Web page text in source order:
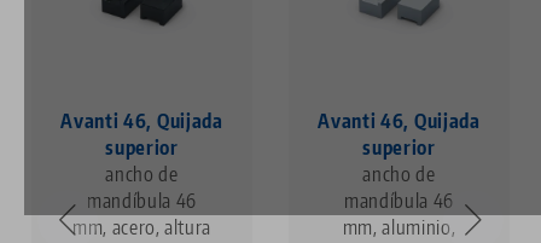
Avanti 46, Quijada
superior
ancho de
mandíbula 46
mm, acero, altura
Avanti 46, Quijada
superior
ancho de
mandíbula 46
mm, aluminio,